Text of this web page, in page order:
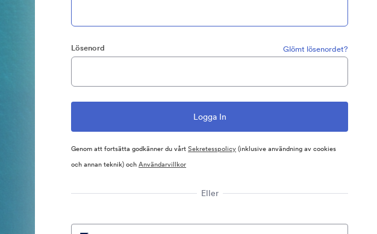
Lösenord Glömt lösenordet?
Genom att fortsätta godkänner du vårtSekretesspolicy(inklusive användning av cookies
och annan teknik) ochAnvändarvillkor
Eller